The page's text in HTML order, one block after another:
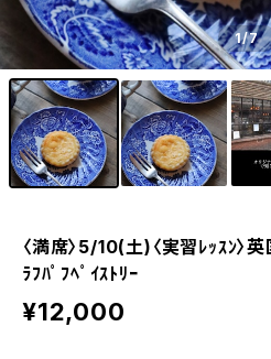
1/7
〈満席〉5/10(土)〈実習ﾚｯｽﾝ〉
ﾗﾌﾊﾟﾌﾍﾟｲｽﾄﾘｰ
¥12,000